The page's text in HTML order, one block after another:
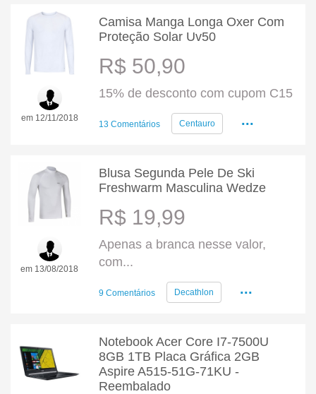
em 12/11/2018
Camisa Manga Longa Oxer Com
Proteção Solar Uv50
R$ 50,90
15% de desconto com cupom C15
13 Comentários Centauro ...
em 13/08/2018
Blusa Segunda Pele De Ski
Freshwarm Masculina Wedze
R$ 19,99
Apenas a branca nesse valor,
com...
9 Comentários Decathlon ...
Notebook Acer Core I7-7500U
8GB 1TB Placa Gráfica 2GB
Aspire A515-51G-71KU -
Reembalado